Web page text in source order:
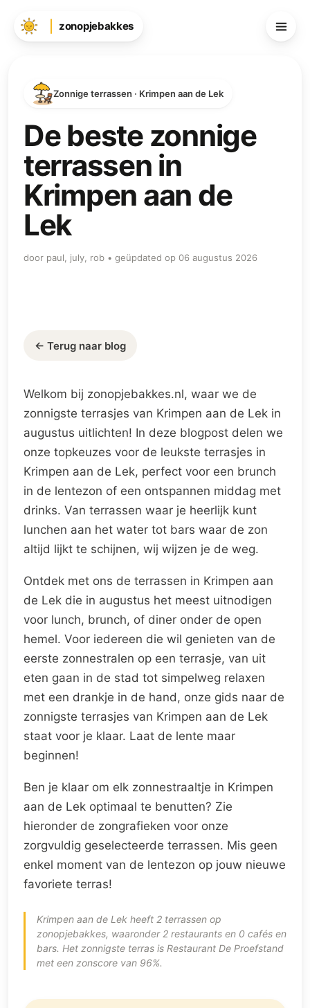
zonopjebakkes
Zonnige terrassen · Krimpen aan de Lek
De beste zonnige
terrassen in
Krimpen aan de
Lek
door paul, july, rob • geüpdated op 06 augustus 2026
← Terug naar blog
Welkom bij zonopjebakkes.nl, waar we de
zonnigste terrasjes van Krimpen aan de Lek in
augustus uitlichten! In deze blogpost delen we
onze topkeuzes voor de leukste terrasjes in
Krimpen aan de Lek, perfect voor een brunch
in de lentezon of een ontspannen middag met
drinks. Van terrassen waar je heerlijk kunt
lunchen aan het water tot bars waar de zon
altijd lijkt te schijnen, wij wijzen je de weg.
Ontdek met ons de terrassen in Krimpen aan
de Lek die in augustus het meest uitnodigen
voor lunch, brunch, of diner onder de open
hemel. Voor iedereen die wil genieten van de
eerste zonnestralen op een terrasje, van uit
eten gaan in de stad tot simpelweg relaxen
met een drankje in de hand, onze gids naar de
zonnigste terrasjes van Krimpen aan de Lek
staat voor je klaar. Laat de lente maar
beginnen!
Ben je klaar om elk zonnestraaltje in Krimpen
aan de Lek optimaal te benutten? Zie
hieronder de zongrafieken voor onze
zorgvuldig geselecteerde terrassen. Mis geen
enkel moment van de lentezon op jouw nieuwe
favoriete terras!
Krimpen aan de Lek heeft 2 terrassen op
zonopjebakkes, waaronder 2 restaurants en 0 cafés en
bars. Het zonnigste terras is Restaurant De Proefstand
met een zonscore van 96%.